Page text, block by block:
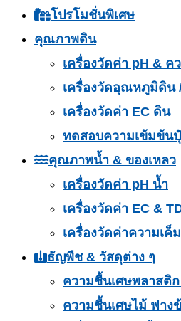
โปรโมชั่นพิเศษ
คุณภาพดิน
เครื่องวัดค่า pH &
เครื่องวัดอุณหภูมิดิน
เครื่องวัดค่า EC ดิน
ทดสอบความเข้มข้น
คุณภาพน้ำ & ของเหลว
เครื่องวัดค่า pH น้ำ
เครื่องวัดค่า EC &
เครื่องวัดค่าความเค็
ธัญพืช & วัสดุต่าง ๆ
ความชื้นเศษพลาสติก
ความชื้นเศษไม้ ฟาง